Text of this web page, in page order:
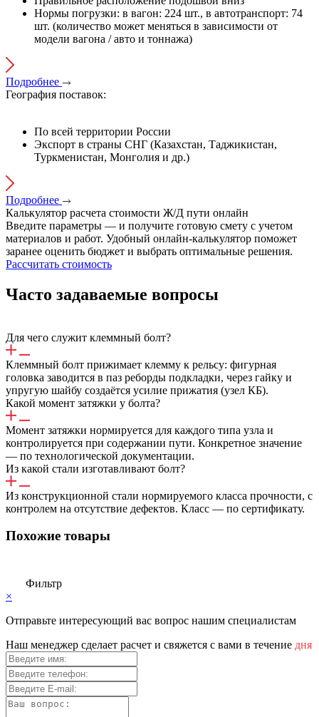
Нормы погрузки: в вагон: 224 шт., в автотранспорт: 74
шт. (количество может меняться в зависимости от
модели вагона / авто и тоннажа)
Подробнее
География поставок:
По всей территории России
Экспорт в страны СНГ (Казахстан, Таджикистан,
Туркменистан, Монголия и др.)
Подробнее
Калькулятор расчета стоимости Ж/Д пути онлайн
Введите параметры — и получите готовую смету с учетом
материалов и работ. Удобный онлайн-калькулятор поможет
заранее оценить бюджет и выбрать оптимальные решения.
Рассчитать стоимость
Часто задаваемые вопросы
Для чего служит клеммный болт?
Клеммный болт прижимает клемму к рельсу: фигурная
головка заводится в паз реборды подкладки, через гайку и
упругую шайбу создаётся усилие прижатия (узел КБ).
Какой момент затяжки у болта?
Момент затяжки нормируется для каждого типа узла и
контролируется при содержании пути. Конкретное значение
— по технологической документации.
Из какой стали изготавливают болт?
Из конструкционной стали нормируемого класса прочности, с
контролем на отсутствие дефектов. Класс — по сертификату.
Похожие товары
Фильтр
×
Отправьте интересующий вас вопрос нашим специалистам
Haш мeнeджep cдeлaeт pacчeт и cвяжeтcя c вaми в тeчeниe дня